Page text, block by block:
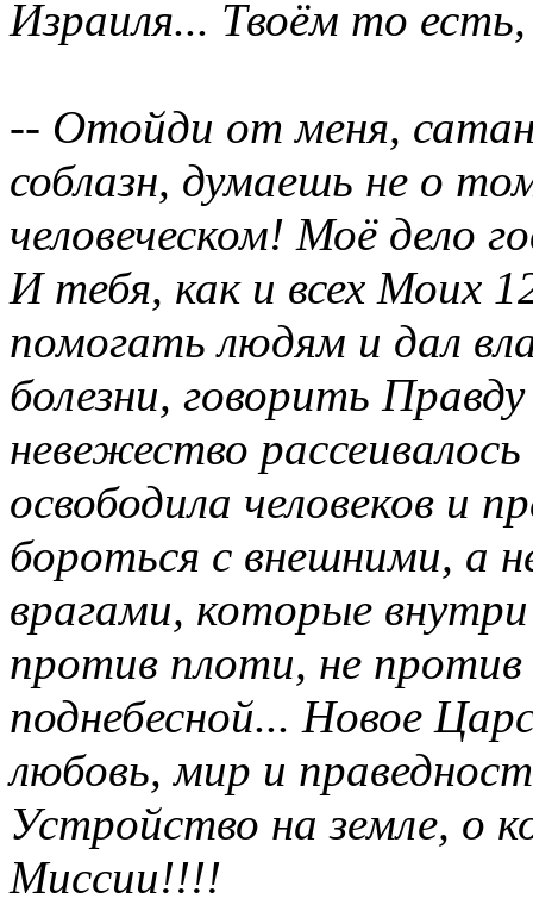
Израиля... Твоём то есть,
-- Отойди от меня,
соблазн, думаешь не о
человеческом! Моё дело
И тебя, как и всех Моих
помогать людям и дал
болезни, говорить
невежество
освободила человеков и
бороться с внешними, а
врагами, которые
против плоти, не против
поднебесной... Новое
любовь, мир и
Устройство на земле, о
Миссии!!!!